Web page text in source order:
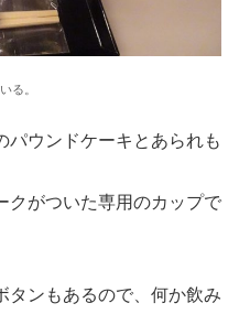
る。
パウンドケーキとあられも
クがついた専用のカップで
タンもあるので、何か飲み